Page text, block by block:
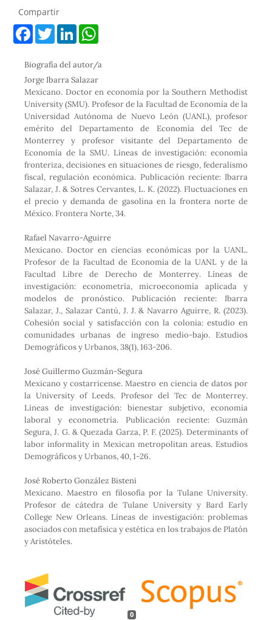
Compartir
F
b
o
o
k
T
w
t
e
L
e
d
n
W
s
A
p
Biografía del autor/a
Jorge Ibarra Salazar
Mexicano. Doctor en economía por la Southern Methodist
University (SMU). Profesor de la Facultad de Economía de la
Universidad Autónoma de Nuevo León (UANL), profesor
emérito del Departamento de Economía del Tec de
Monterrey y profesor visitante del Departamento de
Economía de la SMU. Líneas de investigación: economía
fronteriza, decisiones en situaciones de riesgo, federalismo
fiscal, regulación económica. Publicación reciente: Ibarra
Salazar, J. & Sotres Cervantes, L. K. (2022). Fluctuaciones en
el precio y demanda de gasolina en la frontera norte de
México. Frontera Norte, 34.
Rafael Navarro-Aguirre
Mexicano. Doctor en ciencias económicas por la UANL.
Profesor de la Facultad de Economía de la UANL y de la
Facultad Libre de Derecho de Monterrey. Líneas de
investigación: econometría, microeconomía aplicada y
modelos de pronóstico. Publicación reciente: Ibarra
Salazar, J., Salazar Cantú, J. J. & Navarro Aguirre, R. (2023).
Cohesión social y satisfacción con la colonia: estudio en
comunidades urbanas de ingreso medio-bajo. Estudios
Demográficos y Urbanos, 38(1), 163-206.
José Guillermo Guzmán-Segura
Mexicano y costarricense. Maestro en ciencia de datos por
la University of Leeds. Profesor del Tec de Monterrey.
Líneas de investigación: bienestar subjetivo, economía
laboral y econometría. Publicación reciente: Guzmán
Segura, J. G. & Quezada Garza, P. F. (2025). Determinants of
labor informality in Mexican metropolitan areas. Estudios
Demográficos y Urbanos, 40, 1-26.
José Roberto González Bisteni
Mexicano. Maestro en filosofía por la Tulane University.
Profesor de cátedra de Tulane University y Bard Early
College New Orleans. Líneas de investigación: problemas
asociados con metafísica y estética en los trabajos de Platón
y Aristóteles.
0